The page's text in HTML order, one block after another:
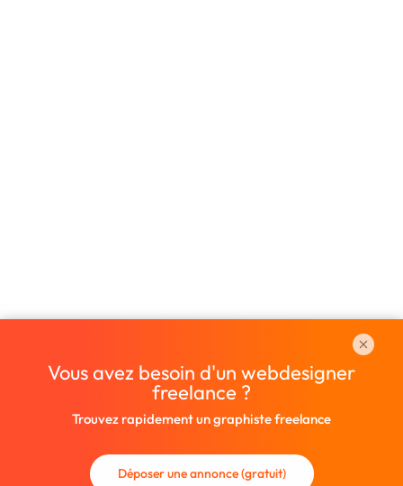
Vous avez besoin d'un webdesigner
freelance ?
Trouvez rapidement un graphiste freelance
Déposer une annonce (gratuit)